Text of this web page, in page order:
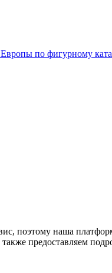
по фигурному
поэтому наша
предоставляем